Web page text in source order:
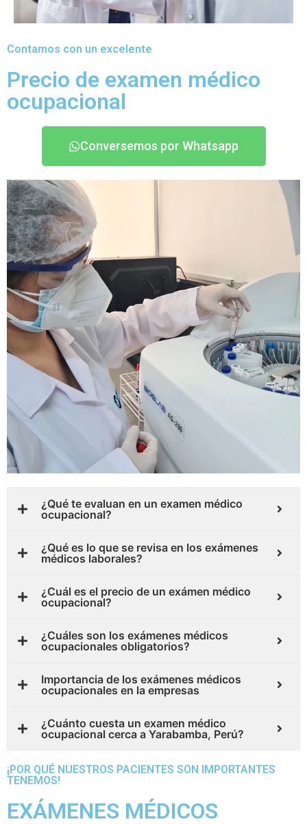
Contamos con un excelente
Precio de examen médico
ocupacional
Conversemos por Whatsapp
¿Qué te evaluan en un examen médico
ocupacional?
¿Qué es lo que se revisa en los exámenes
médicos laborales?
¿Cuál es el precio de un exámen médico
ocupacional?
¿Cuáles son los exámenes médicos
ocupacionales obligatorios?
Importancia de los exámenes médicos
ocupacionales en la empresas
¿Cuánto cuesta un examen médico
ocupacional cerca a Yarabamba, Perú?
¡POR QUÉ NUESTROS PACIENTES SON IMPORTANTES
TENEMOS!
EXÁMENES MÉDICOS